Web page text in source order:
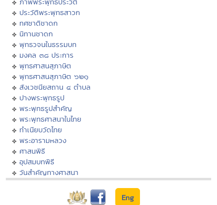
ประวัติพระพุทธสาวก
ทศชาติชาดก
นิทานชาดก
พุทธวจนในธรรมบท
มงคล ๓๘ ประการ
พุทธศาสนสุภาษิต
พุทธศาสนสุภาษิต ๖๒๑
สังเวชนียสถาน ๔ ตำบล
ปางพระพุทธรูป
พระพุทธรูปสำคัญ
พระพุทธศาสนาในไทย
ทำเนียบวัดไทย
พระอารามหลวง
ศาสนพิธี
อุปสมบทพิธี
วันสำคัญทางศาสนา
Eng